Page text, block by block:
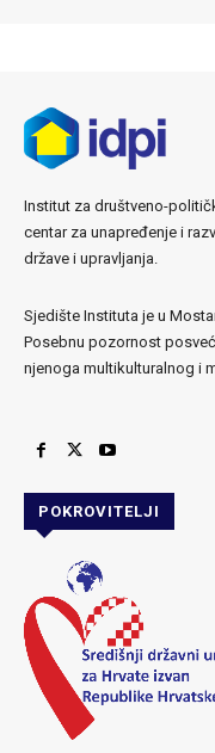
Institut za društveno-
centar za unapređenje i
države i upravljanja.
Sjedište Instituta je u
Posebnu pozornost
njenoga multikulturalnog i
POKROVITELJI